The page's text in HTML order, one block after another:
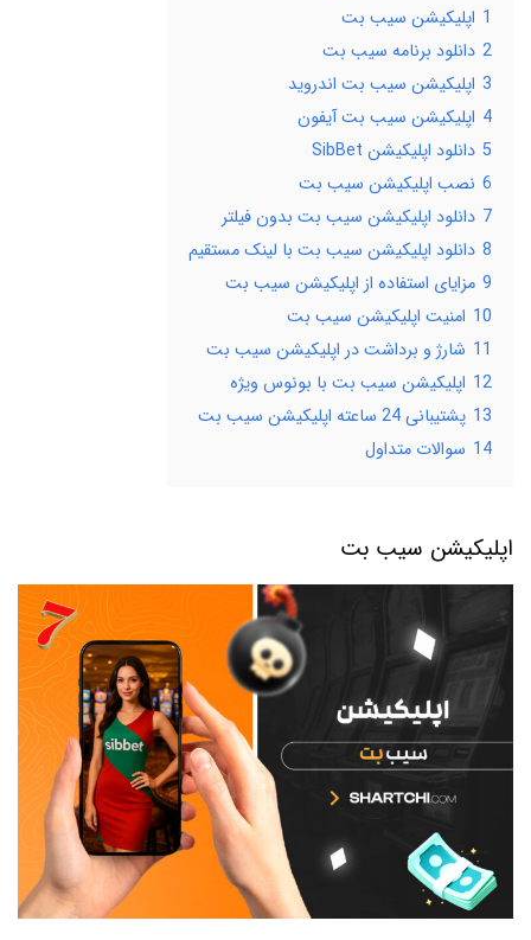
1 اپلیکیشن سیب بت
2 دانلود برنامه سیب بت
3 اپلیکیشن سیب بت اندروید
4 اپلیکیشن سیب بت آیفون
5 دانلود اپلیکیشن SibBet
6 نصب اپلیکیشن سیب بت
7 دانلود اپلیکیشن سیب بت بدون فیلتر
8 دانلود اپلیکیشن سیب بت با لینک مستقیم
9 مزایای استفاده از اپلیکیشن سیب بت
10 امنیت اپلیکیشن سیب بت
11 شارژ و برداشت در اپلیکیشن سیب بت
12 اپلیکیشن سیب بت با بونوس ویژه
13 پشتیبانی 24 ساعته اپلیکیشن سیب بت
14 سوالات متداول
اپلیکیشن سیب بت